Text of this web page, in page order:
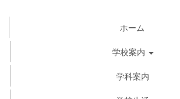
ホーム
学校案内
学科案内